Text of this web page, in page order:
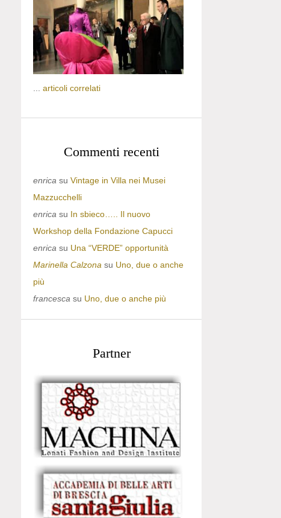
articoli correlati
Commenti recenti
enrica su Vintage in Villa nei Musei
Mazzucchelli
enrica su In sbieco….. Il nuovo
Workshop della Fondazione Capucci
enrica su Una “VERDE” opportunità
Marinella Calzona su Uno, due o anche
più
francesca su Uno, due o anche più
Partner